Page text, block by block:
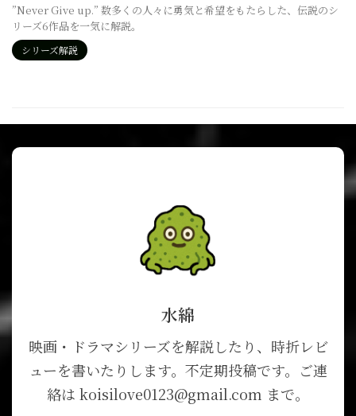
”Never Give up.” 数多くの人々に勇気と希望をもたらした、伝説のシ
リーズ6作品を一気に解説。
シリーズ解説
水綿
映画・ドラマシリーズを解説したり、時折レビ
ューを書いたりします。不定期投稿です。ご連
絡は koisilove0123@gmail.com まで。